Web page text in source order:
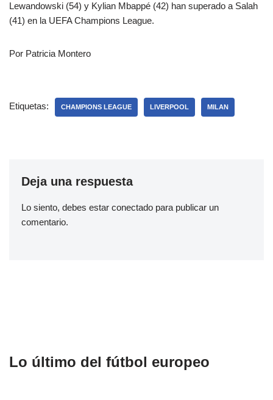
Lewandowski (54) y Kylian Mbappé (42) han superado a Salah
(41) en la UEFA Champions League.
Por Patricia Montero
Etiquetas: CHAMPIONS LEAGUE LIVERPOOL MILAN
Deja una respuesta
Lo siento, debes estar conectado para publicar un
comentario.
Lo último del fútbol europeo